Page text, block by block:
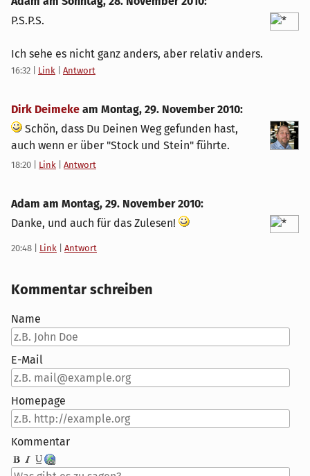
P.S.P.S.
Ich sehe es nicht ganz anders, aber relativ anders.
16:32 Link Antwort
Dirk Deimeke am Montag, 29. November 2010:
Schön, dass Du Deinen Weg gefunden hast,
auch wenn er über "Stock und Stein" führte.
18:20 Link Antwort
Adam am Montag, 29. November 2010:
Danke, und auch für das Zulesen!
20:48 Link Antwort
Kommentar schreiben
Name
E-Mail
Homepage
Kommentar